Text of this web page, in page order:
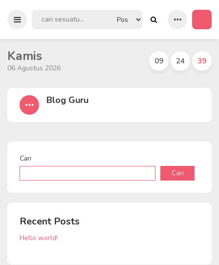
Kamis
06 Agustus 2026
09 24 39
Blog Guru
Cari
Cari
Recent Posts
Hello world!